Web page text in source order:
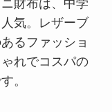
財布は、中学
気。レザーブ
るファッショ
れでコスパの
。